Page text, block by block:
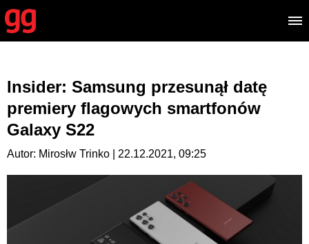
Insider: Samsung przesunął datę
premiery flagowych smartfonów
Galaxy S22
Autor: Mirosłw Trinko | 22.12.2021, 09:25